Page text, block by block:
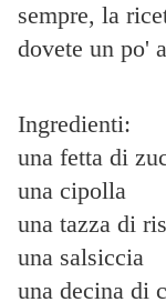
sempre, la
dovete un po'
Ingredienti:
una fetta di
una cipolla
una tazza di
una salsiccia
una decina di